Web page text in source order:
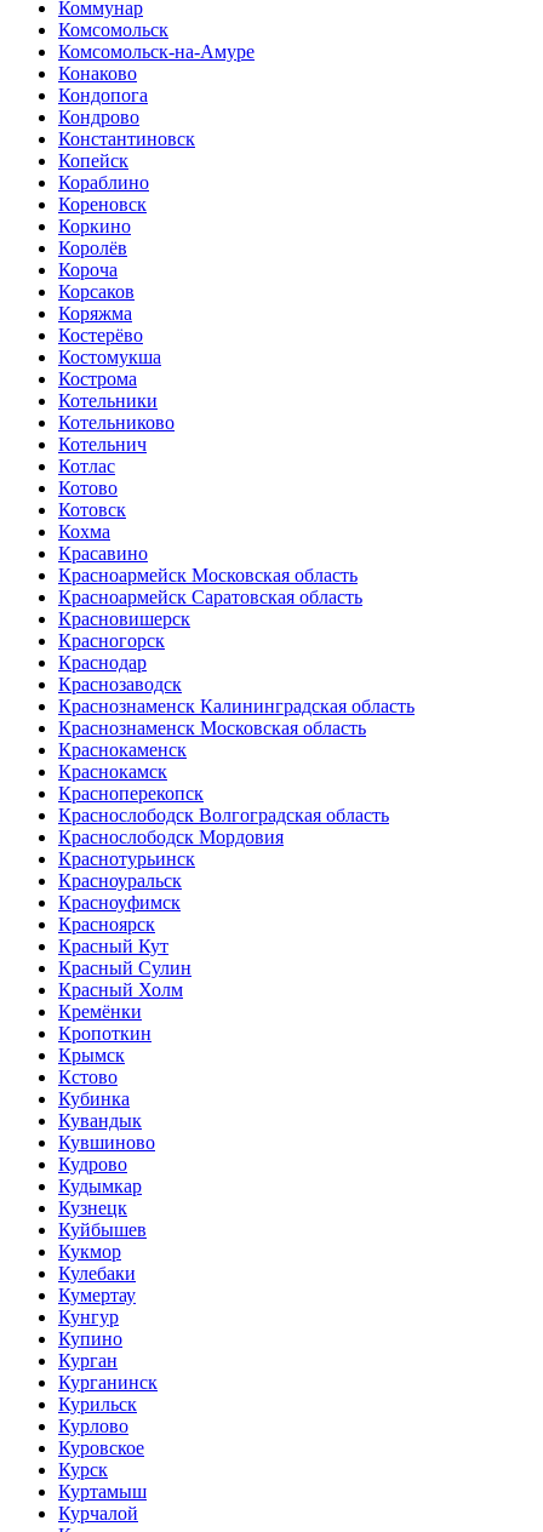
Коммунар
Комсомольск
Комсомольск-на-Амуре
Конаково
Кондопога
Кондрово
Константиновск
Копейск
Кораблино
Кореновск
Коркино
Королёв
Короча
Корсаков
Коряжма
Костерёво
Костомукша
Кострома
Котельники
Котельниково
Котельнич
Котлас
Котово
Котовск
Кохма
Красавино
Красноармейск Московская область
Красноармейск Саратовская область
Красновишерск
Красногорск
Краснодар
Краснозаводск
Краснознаменск Калининградская область
Краснознаменск Московская область
Краснокаменск
Краснокамск
Красноперекопск
Краснослободск Волгоградская область
Краснослободск Мордовия
Краснотурьинск
Красноуральск
Красноуфимск
Красноярск
Красный Кут
Красный Сулин
Красный Холм
Кремёнки
Кропоткин
Крымск
Кстово
Кубинка
Кувандык
Кувшиново
Кудрово
Кудымкар
Кузнецк
Куйбышев
Кукмор
Кулебаки
Кумертау
Кунгур
Купино
Курган
Курганинск
Курильск
Курлово
Куровское
Курск
Куртамыш
Курчалой